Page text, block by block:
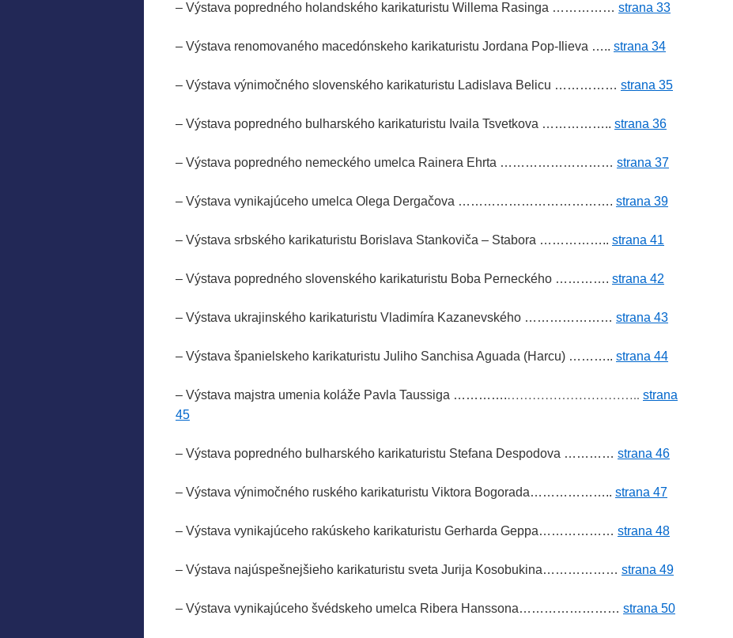
– Výstava popredného holandského karikaturistu Willema Rasinga …………… strana 33
– Výstava renomovaného macedónskeho karikaturistu Jordana Pop-Ilieva ….. strana 34
– Výstava výnimočného slovenského karikaturistu Ladislava Belicu …………… strana 35
– Výstava popredného bulharského karikaturistu Ivaila Tsvetkova …………….. strana 36
– Výstava popredného nemeckého umelca Rainera Ehrta ……………………… strana 37
– Výstava vynikajúceho umelca Olega Dergačova ………………………………. strana 39
– Výstava srbského karikaturistu Borislava Stankoviča – Stabora …………….. strana 41
– Výstava popredného slovenského karikaturistu Boba Perneckého …………. strana 42
– Výstava ukrajinského karikaturistu Vladimíra Kazanevského ………………… strana 43
– Výstava španielskeho karikaturistu Juliho Sanchisa Aguada (Harcu) ……….. strana 44
– Výstava majstra umenia koláže Pavla Taussiga ………….………………………….. strana
45
– Výstava popredného bulharského karikaturistu Stefana Despodova ………… strana 46
– Výstava výnimočného ruského karikaturistu Viktora Bogorada……………….. strana 47
– Výstava vynikajúceho rakúskeho karikaturistu Gerharda Geppa……………… strana 48
– Výstava najúspešnejšieho karikaturistu sveta Jurija Kosobukina……………… strana 49
– Výstava vynikajúceho švédskeho umelca Ribera Hanssona…………………… strana 50